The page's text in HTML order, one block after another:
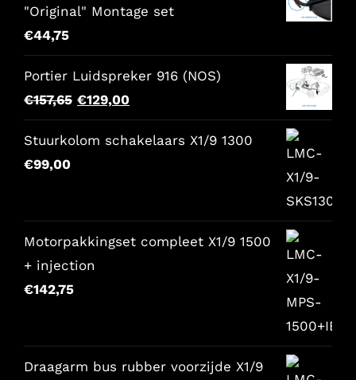
"Original" Montage set
€44,75
Portier Luidspreker 916 (NOS)
€157,65 Der
ursprüngliche
Preis
€129,00Der
aktuelle
Preis
Stuurkolom schakelaars X1/9 1300
€99,00
Motorpakkingset compleet X1/9 1500
+ injection
€142,75
Draagarm bus rubber voorzijde X1/9